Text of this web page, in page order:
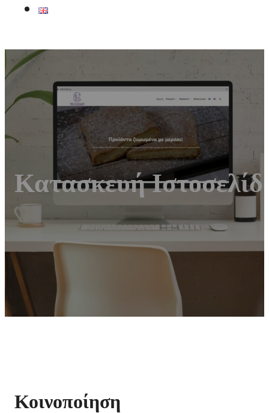
Κατασκευή
Κοινοποίηση